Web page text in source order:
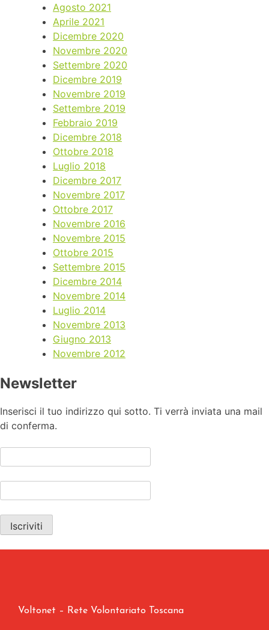
Agosto 2021
Aprile 2021
Dicembre 2020
Novembre 2020
Settembre 2020
Dicembre 2019
Novembre 2019
Settembre 2019
Febbraio 2019
Dicembre 2018
Ottobre 2018
Luglio 2018
Dicembre 2017
Novembre 2017
Ottobre 2017
Novembre 2016
Novembre 2015
Ottobre 2015
Settembre 2015
Dicembre 2014
Novembre 2014
Luglio 2014
Novembre 2013
Giugno 2013
Novembre 2012
Newsletter
Inserisci il tuo indirizzo qui sotto. Ti verrà inviata una mail
di conferma.
Voltonet – Rete Volontariato Toscana